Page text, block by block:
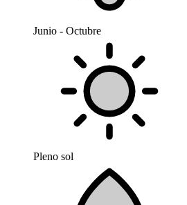
Junio - Octubre
Pleno sol